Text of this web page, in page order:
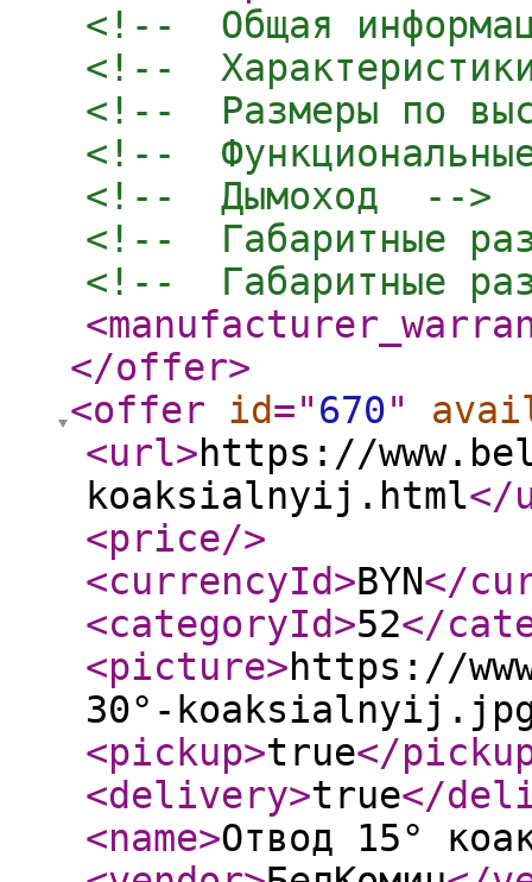
<!--  Общая
<!--
<!--  Размеры по
<!--
<!--  Дымоход  -->
<!--  Габаритные
<!--  Габаритные
</offer>
<offer
id="670"
<url>https://
koaksialnyij.html</
<price/>
<currencyId>BYN</
<categoryId>52</
<picture>https://
30°-
<pickup>true</
<delivery>true</
<name>Отвод 15°